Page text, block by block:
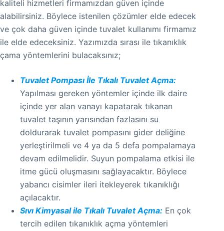
kaliteli hizmetleri firmamızdan güven içinde
alabilirsiniz. Böylece istenilen çözümler elde edecek
ve çok daha güven içinde tuvalet kullanımı firmamız
ile elde edeceksiniz. Yazımızda sırası ile tıkanıklık
çama yöntemlerini bulacaksınız;
Tuvalet Pompası İle Tıkalı Tuvalet Açma:
Yapılması gereken yöntemler içinde ilk daire
içinde yer alan vanayı kapatarak tıkanan
tuvalet taşının yarısından fazlasını su
doldurarak tuvalet pompasını gider deliğine
yerleştirilmeli ve 4 ya da 5 defa pompalamaya
devam edilmelidir. Suyun pompalama etkisi ile
itme gücü oluşmasını sağlayacaktır. Böylece
yabancı cisimler ileri itekleyerek tıkanıklığı
açılacaktır.
Sıvı Kimyasal ile Tıkalı Tuvalet Açma: En çok
tercih edilen tıkanıklık açma yöntemleri